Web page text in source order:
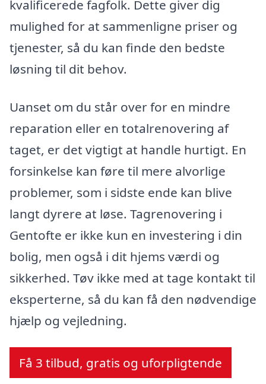
kvalificerede fagfolk. Dette giver dig
mulighed for at sammenligne priser og
tjenester, så du kan finde den bedste
løsning til dit behov.
Uanset om du står over for en mindre
reparation eller en totalrenovering af
taget, er det vigtigt at handle hurtigt. En
forsinkelse kan føre til mere alvorlige
problemer, som i sidste ende kan blive
langt dyrere at løse. Tagrenovering i
Gentofte er ikke kun en investering i din
bolig, men også i dit hjems værdi og
sikkerhed. Tøv ikke med at tage kontakt til
eksperterne, så du kan få den nødvendige
hjælp og vejledning.
Få 3 tilbud, gratis og uforpligtende